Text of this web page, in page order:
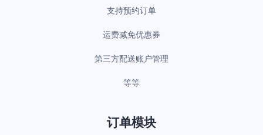
支持预约订单
运费减免优惠券
第三方配送账户管理
等等
订单模块